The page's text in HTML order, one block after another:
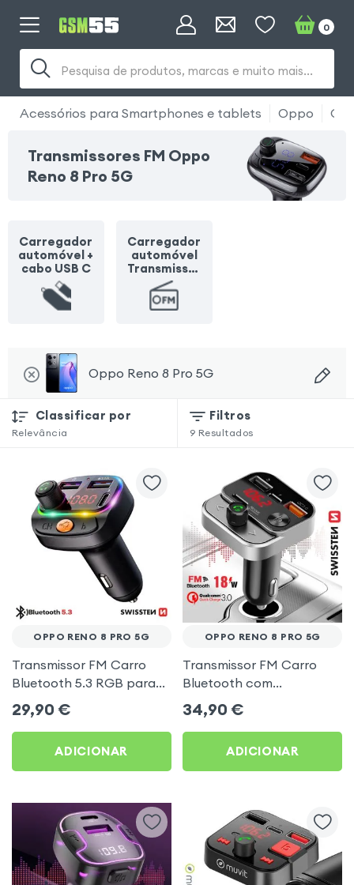
Pesquisa de produtos, marcas e muito mais...
0
Acessórios para Smartphones e tablets Oppo
Transmissores FM Oppo
Reno 8 Pro 5G
Carregador
automóvel +
cabo USB C
Carregador
automóvel
Transmissor
FM
Oppo Reno 8 Pro 5G
Classificar por
Relevância
Filtros
9 Resultados
OPPO RENO 8 PRO 5G
Transmissor FM Carro
Bluetooth 5.3 RGB para
Oppo Reno 8 Pro 5G
29,90 €
ADICIONAR
OPPO RENO 8 PRO 5G
Transmissor FM Carro
Bluetooth com
carregamento duplo de
música USB Preto
34,90 €
ADICIONAR